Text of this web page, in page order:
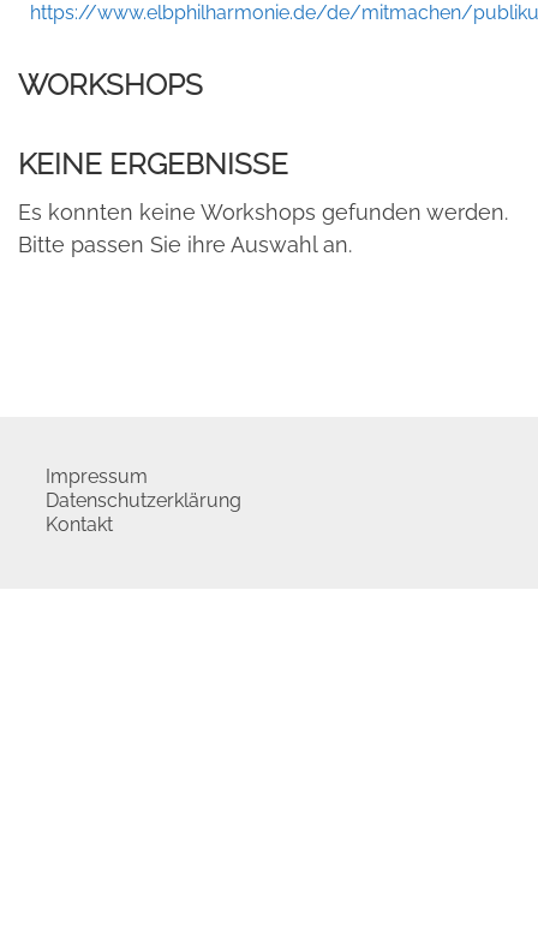
https://www.elbphilharmonie.de/de/mitmachen/
WORKSHOPS
KEINE ERGEBNISSE
Es konnten keine Workshops gefunden werden.
Bitte passen Sie ihre Auswahl an.
Impressum
Datenschutzerklärung
Kontakt